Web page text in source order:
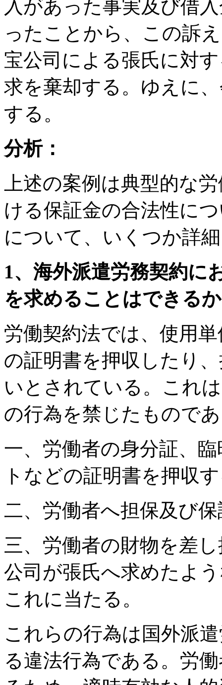
入があった事実及び借
ったことから、この訴
宝公司による張氏に対
求を棄却する。ゆえに
する。
分析：
上述の案例は典型的な
ける保証金の合法性に
について、いくつか詳
1、海外派遣労務契約に
を求めることはできる
労働契約法では、使用
の証明書を押収したり
いとされている。これ
の行為を禁じたもので
一、労働者の身分証、
トなどの証明書を押収
二、労働者へ担保及び
三、労働者の財物を差
公司が張氏へ求めたよ
これに当たる。
これらの行為は国外派
る違法行為である。労